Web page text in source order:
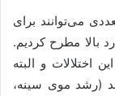
می‌توانند برای
بالا مطرح کردیم.
اختلالات و البته
(رشد موی سینه،